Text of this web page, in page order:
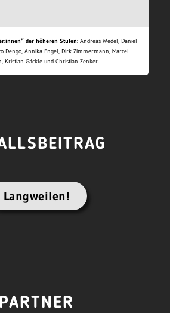
der höheren Stufen: Andreas Wedel, Daniel
Dengo, Annika Engel, Dirk Zimmermann, Marcel
Kristian Gäckle und Christian Zenker.
Langweilen!
PARTNER